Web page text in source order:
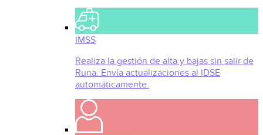
IMSS
Realiza la gestión de alta y bajas sin salir de
Runa. Envía actualizaciones al IDSE
automáticamente.